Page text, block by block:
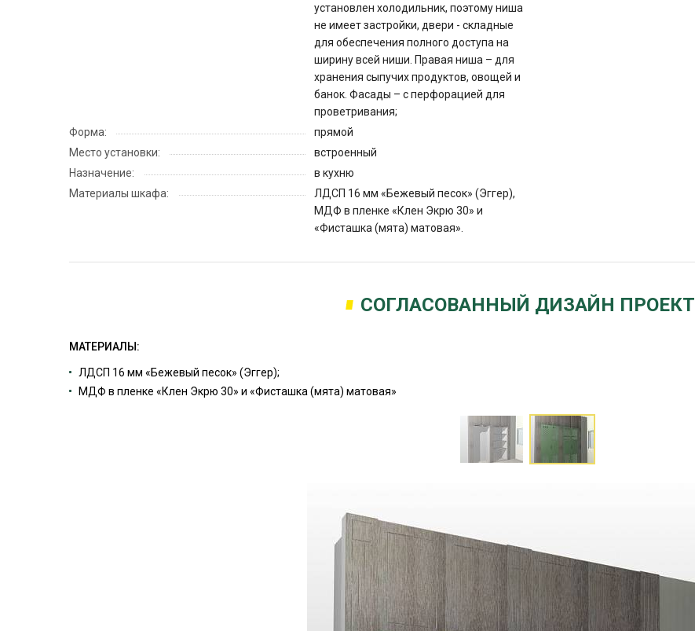
установлен холодильник, поэтому ниша
не имеет застройки, двери - складные
для обеспечения полного доступа на
ширину всей ниши. Правая ниша – для
хранения сыпучих продуктов, овощей и
банок. Фасады – с перфорацией для
проветривания;
Форма:
прямой
Место установки:
встроенный
Назначение:
в кухню
Материалы шкафа:
ЛДСП 16 мм «Бежевый песок» (Эггер),
МДФ в пленке «Клен Экрю 30» и
«Фисташка (мята) матовая».
СОГЛАСОВАННЫЙ ДИЗАЙН ПРОЕКТ
МАТЕРИАЛЫ:
ЛДСП 16 мм «Бежевый песок» (Эггер);
МДФ в пленке «Клен Экрю 30» и «Фисташка (мята) матовая»